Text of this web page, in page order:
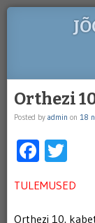
Orthezi
Posted by admin on 18
TULEMUSED
Orthezi 10.